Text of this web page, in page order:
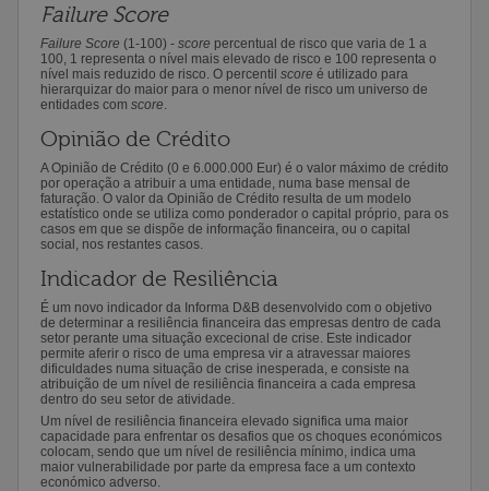
Failure Score
Failure Score (1-100) - score percentual de risco que varia de 1 a
100, 1 representa o nível mais elevado de risco e 100 representa o
nível mais reduzido de risco. O percentil score é utilizado para
hierarquizar do maior para o menor nível de risco um universo de
entidades com score.
Opinião de Crédito
A Opinião de Crédito (0 e 6.000.000 Eur) é o valor máximo de crédito
por operação a atribuir a uma entidade, numa base mensal de
faturação. O valor da Opinião de Crédito resulta de um modelo
estatístico onde se utiliza como ponderador o capital próprio, para os
casos em que se dispõe de informação financeira, ou o capital
social, nos restantes casos.
Indicador de Resiliência
É um novo indicador da Informa D&B desenvolvido com o objetivo
de determinar a resiliência financeira das empresas dentro de cada
setor perante uma situação excecional de crise. Este indicador
permite aferir o risco de uma empresa vir a atravessar maiores
dificuldades numa situação de crise inesperada, e consiste na
atribuição de um nível de resiliência financeira a cada empresa
dentro do seu setor de atividade.
Um nível de resiliência financeira elevado significa uma maior
capacidade para enfrentar os desafios que os choques económicos
colocam, sendo que um nível de resiliência mínimo, indica uma
maior vulnerabilidade por parte da empresa face a um contexto
económico adverso.